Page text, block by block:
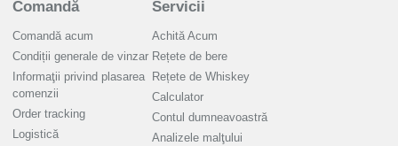
Comandă
Comandă acum
Condiții generale de vinzar
Informaţii privind plasarea
comenzii
Order tracking
Logistică
Servicii
Achită Acum
Rețete de bere
Rețete de Whiskey
Calculator
Contul dumneavoastră
Analizele malţului